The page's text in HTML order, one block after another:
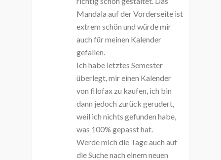
Mandala auf der Vorderseite ist
extrem schön und würde mir
auch für meinen Kalender
gefallen.
Ich habe letztes Semester
überlegt, mir einen Kalender
von filofax zu kaufen, ich bin
dann jedoch zurück gerudert,
weil ich nichts gefunden habe,
was 100% gepasst hat.
Werde mich die Tage auch auf
die Suche nach einem neuen